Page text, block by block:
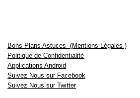
Bons Plans Astuces (Mentions Légales )
Politique de Confidentialité
Applications Android
Suivez Nous sur Facebook
Suivez Nous sur Twitter